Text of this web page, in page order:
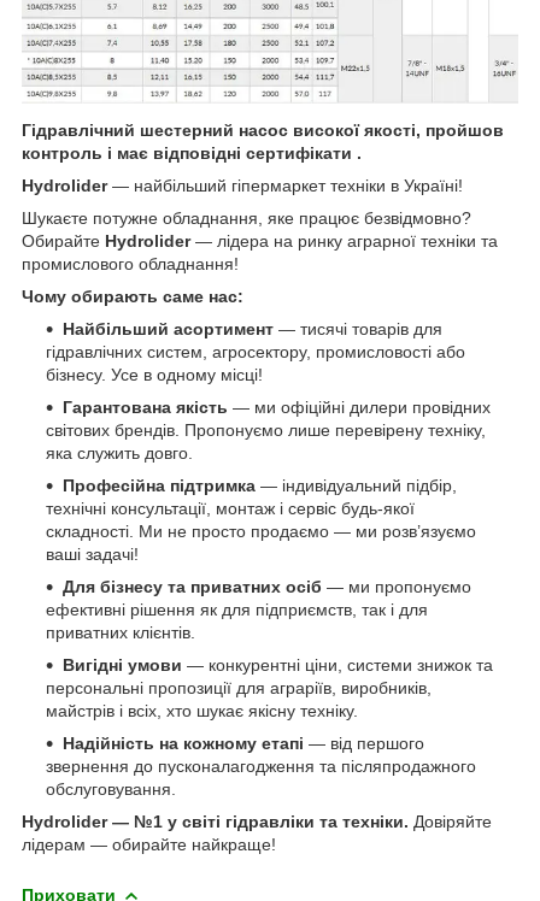
Гідравлічний шестерний насос високої якості, пройшов
контроль і має відповідні сертифікати .
Hydrolider— найбільший гіпермаркет техніки в Україні!
Шукаєте потужне обладнання, яке працює безвідмовно?
Обирайте Hydrolider— лідера на ринку аграрної техніки та
промислового обладнання!
Чому обирають саме нас:
Найбільший асортимент — тисячі товарів для
гідравлічних систем, агросектору, промисловості або
бізнесу. Усе в одному місці!
Гарантована якість — ми офіційні дилери провідних
світових брендів. Пропонуємо лише перевірену техніку,
яка служить довго.
Професійна підтримка — індивідуальний підбір,
технічні консультації, монтаж і сервіс будь-якої
складності. Ми не просто продаємо — ми розв’язуємо
ваші задачі!
Для бізнесу та приватних осіб — ми пропонуємо
ефективні рішення як для підприємств, так і для
приватних клієнтів.
Вигідні умови — конкурентні ціни, системи знижок та
персональні пропозиції для аграріїв, виробників,
майстрів і всіх, хто шукає якісну техніку.
Надійність на кожному етапі — від першого
звернення до пусконалагодження та післяпродажного
обслуговування.
Hydrolider — №1 у світі гідравліки та техніки. Довіряйте
лідерам — обирайте найкраще!
Приховати